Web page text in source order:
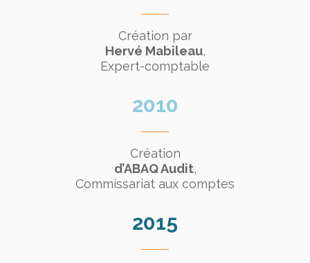
Création par
Hervé Mabileau,
Expert-comptable
2010
Création
d’ABAQ Audit,
Commissariat aux comptes
2015